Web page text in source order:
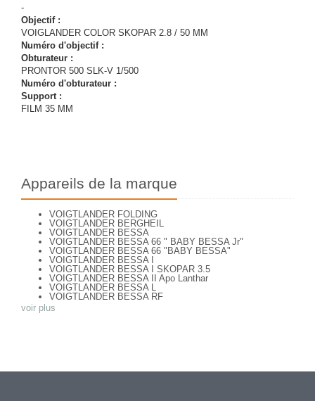
-
Objectif :
VOIGLANDER COLOR SKOPAR 2.8 / 50 MM
Numéro d'objectif :
Obturateur :
PRONTOR 500 SLK-V 1/500
Numéro d'obturateur :
Support :
FILM 35 MM
Appareils de la marque
VOIGTLANDER FOLDING
VOIGTLANDER BERGHEIL
VOIGTLANDER BESSA
VOIGTLANDER BESSA 66 " BABY BESSA Jr"
VOIGTLANDER BESSA 66 "BABY BESSA"
VOIGTLANDER BESSA I
VOIGTLANDER BESSA I SKOPAR 3.5
VOIGTLANDER BESSA II Apo Lanthar
VOIGTLANDER BESSA L
VOIGTLANDER BESSA RF
VOIGTLANDER BESSA VOIGTAR 4.5
VOIGTLANDER BESSA VOIGTAR 6.3
VOIGTLANDER BRILLANT
voir plus